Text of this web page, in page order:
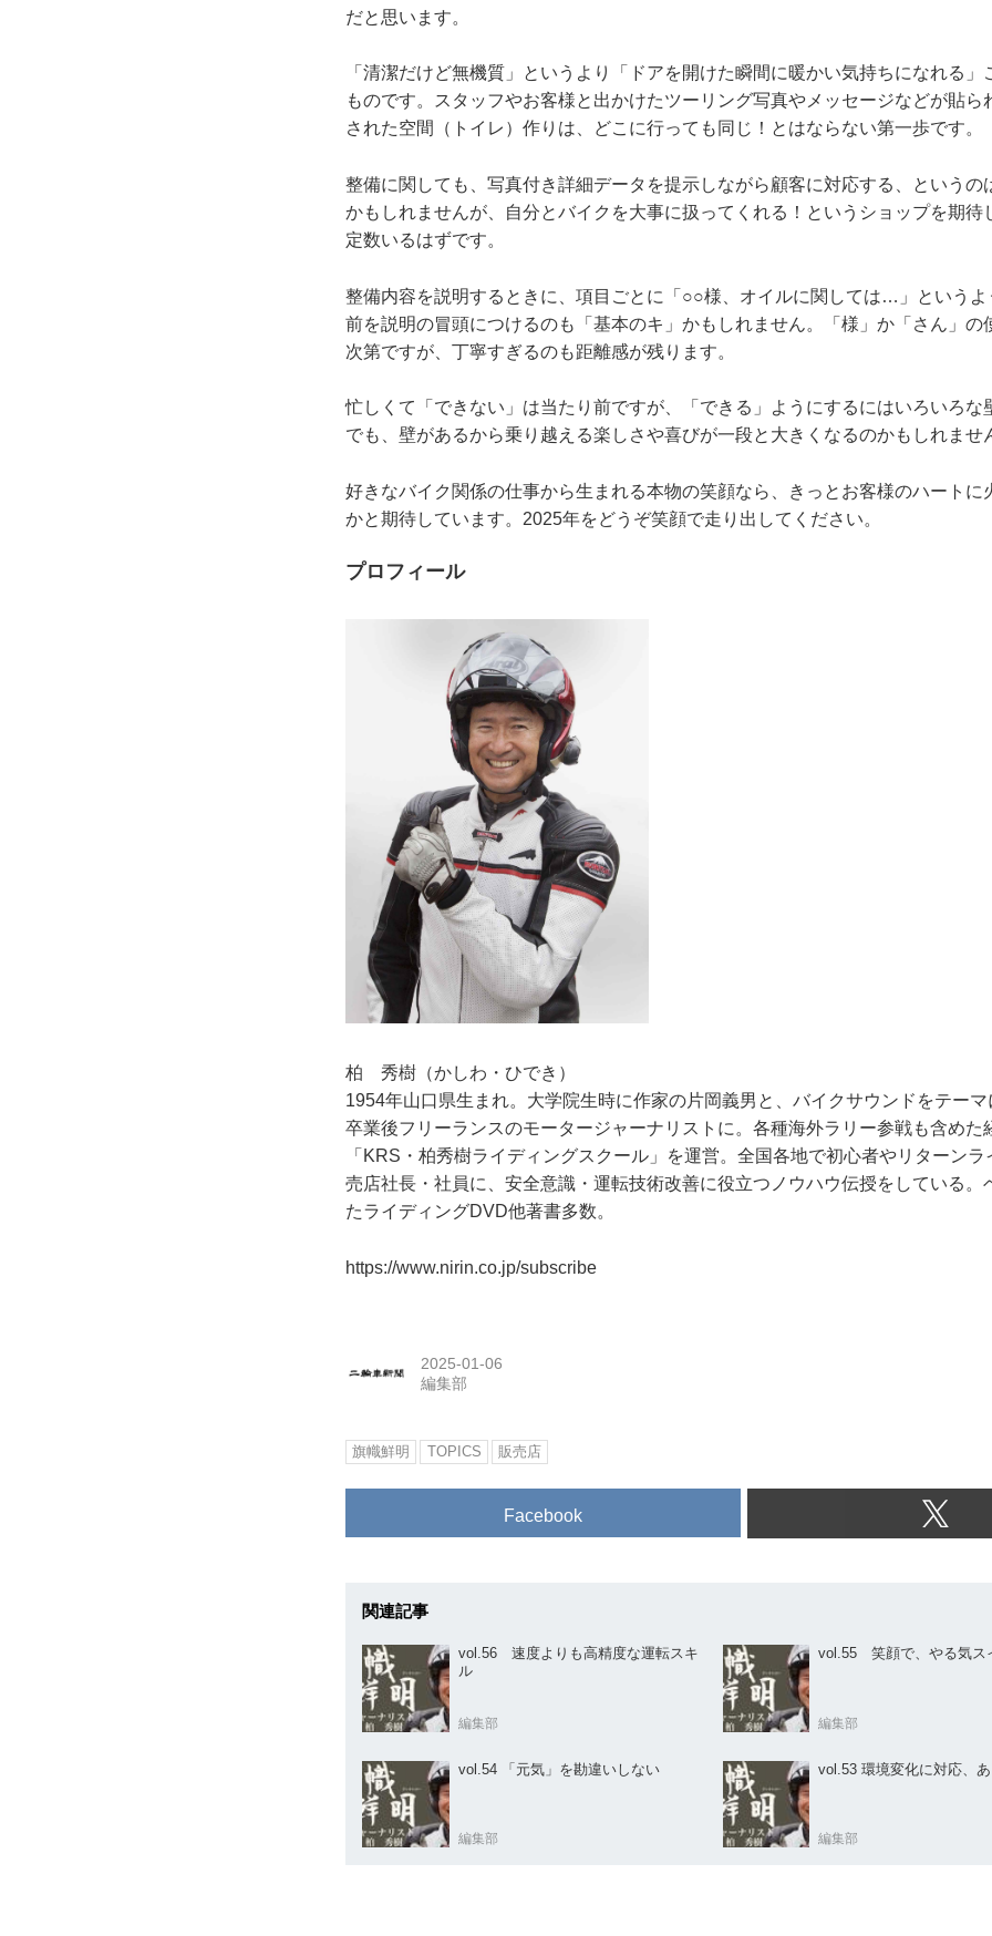
だと思います。
「清潔だけど無機質」というより「ドアを開けた瞬間に暖かい気持ちになれる」
ものです。スタッフやお客様と出かけたツーリング写真やメッセージなどが貼ら
された空間（トイレ）作りは、どこに行っても同じ！とはならない第一歩です。
整備に関しても、写真付き詳細データを提示しながら顧客に対応する、というの
かもしれませんが、自分とバイクを大事に扱ってくれる！というショップを期待
定数いるはずです。
整備内容を説明するときに、項目ごとに「○○様、オイルに関しては…」というよ
前を説明の冒頭につけるのも「基本のキ」かもしれません。「様」か「さん」の
次第ですが、丁寧すぎるのも距離感が残ります。
忙しくて「できない」は当たり前ですが、「できる」ようにするにはいろいろな
でも、壁があるから乗り越える楽しさや喜びが一段と大きくなるのかもしれませ
好きなバイク関係の仕事から生まれる本物の笑顔なら、きっとお客様のハートに
かと期待しています。2025年をどうぞ笑顔で走り出してください。
プロフィール
柏 秀樹（かしわ・ひでき）
1954年山口県生まれ。大学院生時に作家の片岡義男と、バイクサウンドをテーマ
卒業後フリーランスのモータージャーナリストに。各種海外ラリー参戦も含めた
「KRS・柏秀樹ライディングスクール」を運営。全国各地で初心者やリターンラ
売店社長・社員に、安全意識・運転技術改善に役立つノウハウ伝授をしている。
たライディングDVD他著書多数。
https://www.nirin.co.jp/subscribe
2025-01-06
編集部
旗幟鮮明 TOPICS 販売店
Facebook
関連記事
vol.56 速度よりも高精度な運転スキ
ル
編集部
vol.55 笑顔で、やる気ス
編集部
vol.54 「元気」を勘違いしない
編集部
vol.53 環境変化に対応
編集部